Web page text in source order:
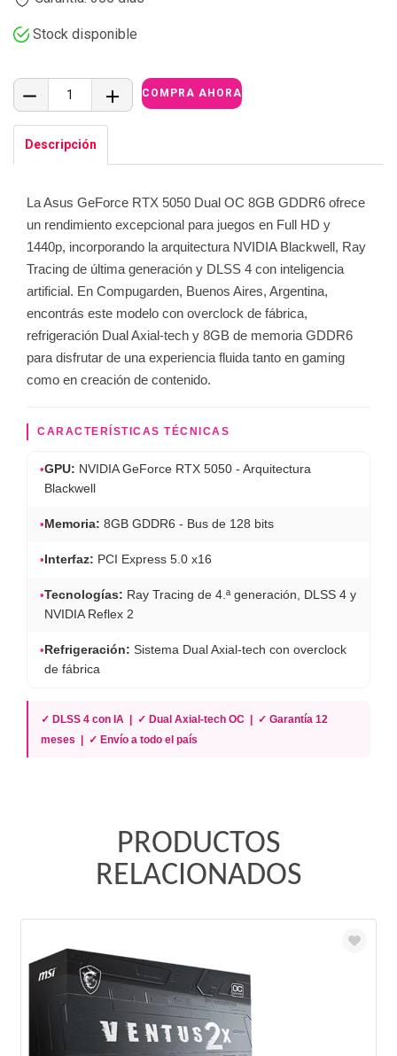
Stock disponible
Descripción
La Asus GeForce RTX 5050 Dual OC 8GB GDDR6 ofrece
un rendimiento excepcional para juegos en Full HD y
1440p, incorporando la arquitectura NVIDIA Blackwell, Ray
Tracing de última generación y DLSS 4 con inteligencia
artificial. En Compugarden, Buenos Aires, Argentina,
encontrás este modelo con overclock de fábrica,
refrigeración Dual Axial-tech y 8GB de memoria GDDR6
para disfrutar de una experiencia fluida tanto en gaming
como en creación de contenido.
CARACTERÍSTICAS TÉCNICAS
•GPU: NVIDIA GeForce RTX 5050 - Arquitectura
Blackwell
• Memoria: 8GB GDDR6 - Bus de 128 bits
• Interfaz: PCI Express 5.0 x16
•Tecnologías: Ray Tracing de 4.ª generación, DLSS 4 y
NVIDIA Reflex 2
• Refrigeración: Sistema Dual Axial-tech con overclock
de fábrica
✓ DLSS 4 con IA | ✓ Dual Axial-tech OC | ✓ Garantía 12
meses | ✓ Envío a todo el país
PRODUCTOS
RELACIONADOS